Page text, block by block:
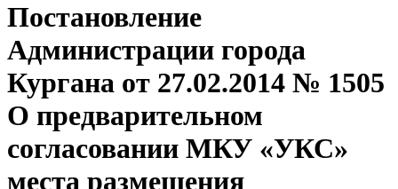
Постановление
Администрации города
Кургана от 27.02.2014 № 1505
О предварительном
согласовании МКУ «УКС»
места размещения